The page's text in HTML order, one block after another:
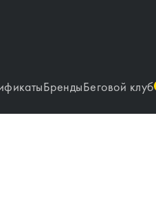
БрендыБеговой клуб